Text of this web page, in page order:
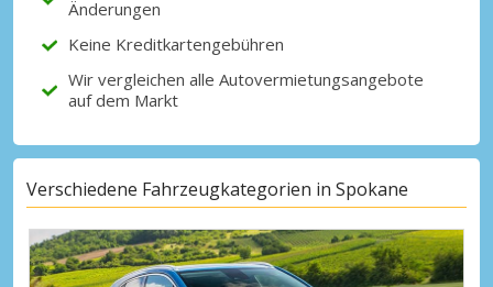
Änderungen
Keine Kreditkartengebühren
Wir vergleichen alle Autovermietungsangebote
auf dem Markt
Verschiedene Fahrzeugkategorien in Spokane